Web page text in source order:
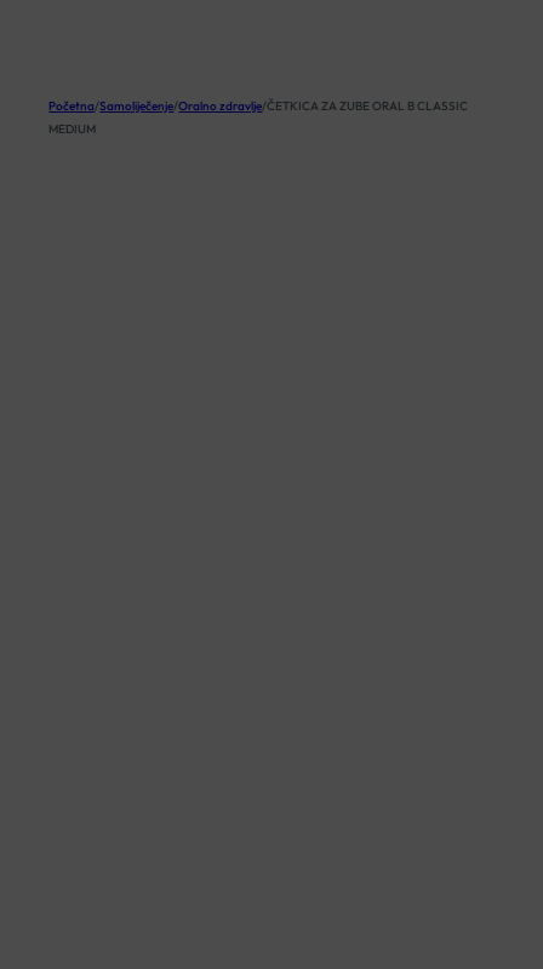
Početna/Samoliječenje/Oralno zdravlje/ČETKICA ZA ZUBE ORAL B CLASSIC
MEDIUM